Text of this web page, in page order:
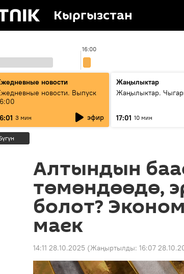
Кыргызстан
16:00
новости
новости. Выпуск
3 мин эфир
Жаңылыктар
Жаңылыктар.
17:01 10 мин
Алтындын
төмөндөөдө,
болот?
маек
14:11 28.10.2025 (Жаңыртылды: 16:07